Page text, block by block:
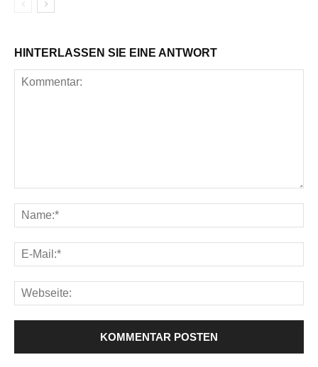
HINTERLASSEN SIE EINE ANTWORT